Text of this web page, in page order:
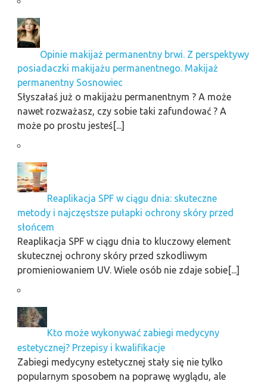
Opinie makijaż permanentny brwi. Z perspektywy
posiadaczki makijażu permanentnego. Makijaż
permanentny Sosnowiec
Słyszałaś już o makijażu permanentnym ? A może
nawet rozważasz, czy sobie taki zafundować ? A
może po prostu jesteś[...]
Reaplikacja SPF w ciągu dnia: skuteczne
metody i najczęstsze pułapki ochrony skóry przed
słońcem
Reaplikacja SPF w ciągu dnia to kluczowy element
skutecznej ochrony skóry przed szkodliwym
promieniowaniem UV. Wiele osób nie zdaje sobie[...]
Kto może wykonywać zabiegi medycyny
estetycznej? Przepisy i kwalifikacje
Zabiegi medycyny estetycznej stały się nie tylko
popularnym sposobem na poprawę wyglądu, ale